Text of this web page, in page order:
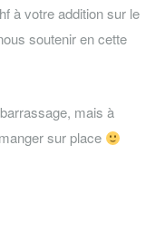
à votre addition sur le
soutenir en cette
mais à
sur place